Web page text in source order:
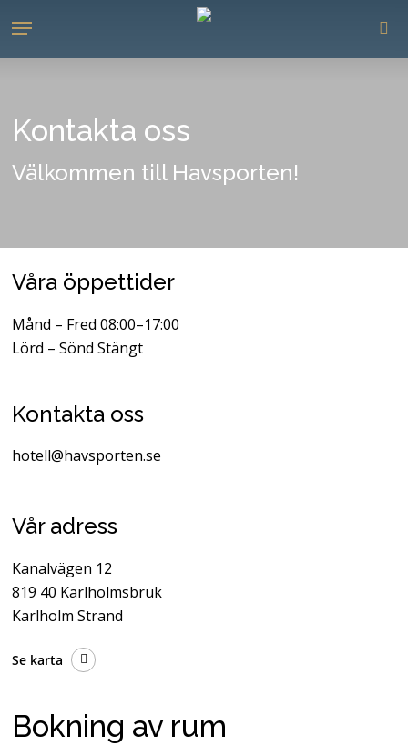
to
main
Menu
Kontakta oss
Välkommen till Havsporten!
Våra öppettider
Månd – Fred 08:00–17:00
Lörd – Sönd Stängt
Kontakta oss
hotell@havsporten.se
Vår adress
Kanalvägen 12
819 40 Karlholmsbruk
Karlholm Strand
Se karta
Bokning av rum